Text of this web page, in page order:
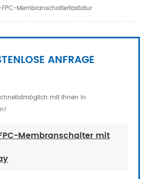
FPC-Membranschaltertastatur
ANFRAGE
mit Ihnen in
Membranschalter mit